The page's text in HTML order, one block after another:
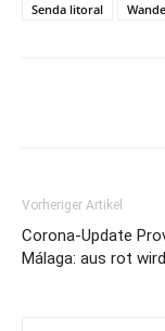
Senda litoral
Vorheriger Artikel
Corona-Update
Málaga: aus rot